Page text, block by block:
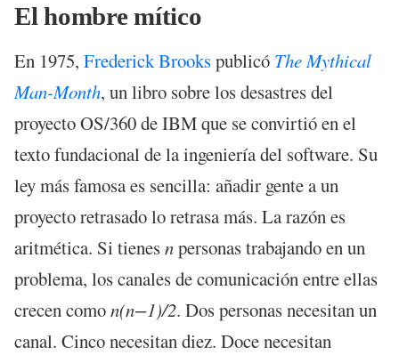
El hombre mítico
En 1975, Frederick Brookspublicó The Mythical
Man-Month, un libro sobre los desastres del
proyecto OS/360 de IBM que se convirtió en el
texto fundacional de la ingeniería del software. Su
ley más famosa es sencilla: añadir gente a un
proyecto retrasado lo retrasa más. La razón es
aritmética. Si tienesnpersonas trabajando en un
problema, los canales de comunicación entre ellas
crecen comon(n−1)/2. Dos personas necesitan un
canal. Cinco necesitan diez. Doce necesitan